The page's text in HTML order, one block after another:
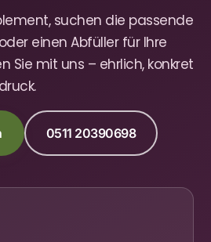
suchen die passende
einen Abfüller für Ihre
Sie mit uns – ehrlich, konkret
0511 20390698